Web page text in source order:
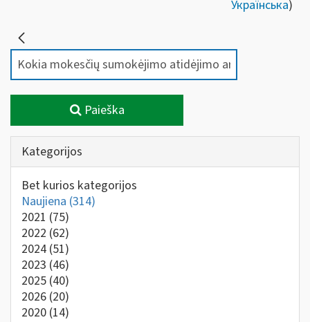
Українська)
Paieška
Kategorijos
Bet kurios kategorijos
Naujiena (314)
2021 (75)
2022 (62)
2024 (51)
2023 (46)
2025 (40)
2026 (20)
2020 (14)